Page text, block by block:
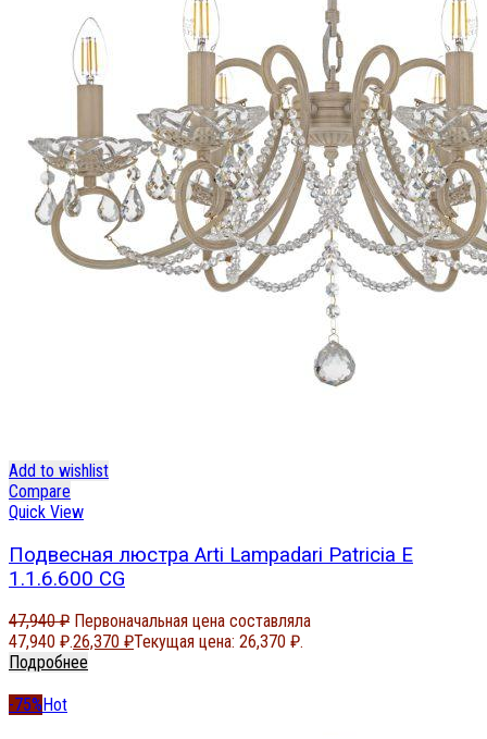
Add to wishlist
Compare
Quick View
Подвесная люстра Arti Lampadari Patricia E
1.1.6.600 CG
47,940₽ Первоначальная цена составляла
47,940 ₽.26,370 ₽Текущая цена: 26,370 ₽.
Подробнее
-75% Hot